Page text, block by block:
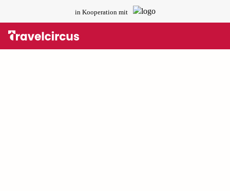
in Kooperation mit